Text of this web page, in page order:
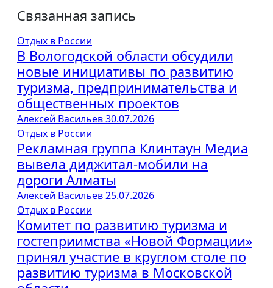
Связанная запись
Отдых в России
В Вологодской области обсудили
новые инициативы по развитию
туризма, предпринимательства и
общественных проектов
Алексей Васильев30.07.2026
Отдых в России
Рекламная группа Клинтаун Медиа
вывела диджитал-мобили на
дороги Алматы
Алексей Васильев25.07.2026
Отдых в России
Комитет по развитию туризма и
гостеприимства «Новой Формации»
принял участие в круглом столе по
развитию туризма в Московской